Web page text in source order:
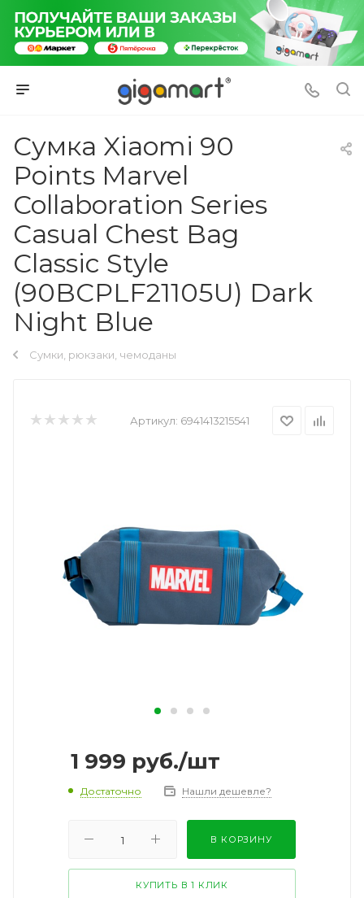
Сумка Xiaomi 90
Points Marvel
Collaboration Series
Casual Chest Bag
Classic Style
(90BCPLF21105U) Dark
Night Blue
Сумки, рюкзаки, чемоданы
Артикул: 6941413215541
1 999 руб./шт
Достаточно Нашли дешевле?
В КОРЗИНУ
КУПИТЬ В 1 КЛИК